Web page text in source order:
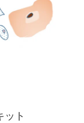
ット